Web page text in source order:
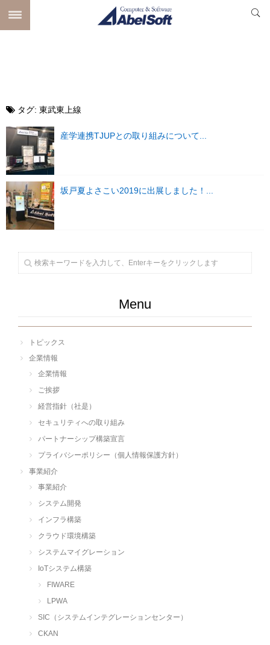
タグ: 東武東上線
産学連携TJUPとの取り組みについて...
坂戸夏よさこい2019に出展しました！...
Menu
トピックス
企業情報
企業情報
ご挨拶
経営指針（社是）
セキュリティへの取り組み
パートナーシップ構築宣言
プライバシーポリシー（個人情報保護方針）
事業紹介
事業紹介
システム開発
インフラ構築
クラウド環境構築
システムマイグレーション
IoTシステム構築
FIWARE
LPWA
SIC（システムインテグレーションセンター）
CKAN